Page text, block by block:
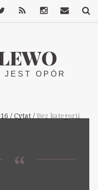
OPÓR
Cytat Bez kategorii
Twitter InstagramKontakt